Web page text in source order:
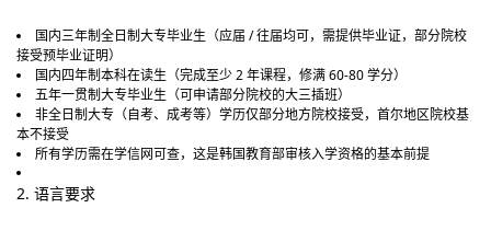
国内三年制全日制大专毕业生（应届 / 往届均可，需提供毕业证，部分院校
接受预毕业证明）
国内四年制本科在读生（完成至少 2 年课程，修满 60-80 学分）
五年一贯制大专毕业生（可申请部分院校的大三插班）
非全日制大专（自考、成考等）学历仅部分地方院校接受，首尔地区院校基
本不接受
所有学历需在学信网可查，这是韩国教育部审核入学资格的基本前提
2. 语言要求